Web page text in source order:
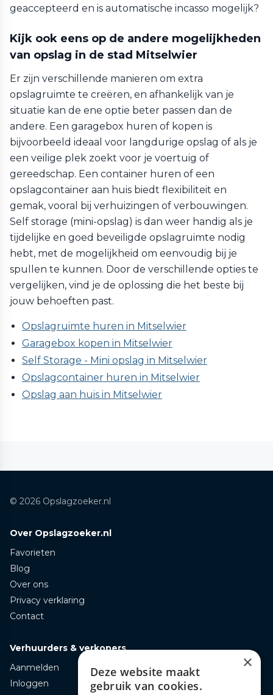
geaccepteerd en is automatische incasso mogelijk?
Kijk ook eens op de andere mogelijkheden
van opslag in de stad Mitselwier
Er zijn verschillende manieren om extra
opslagruimte te creëren, en afhankelijk van je
situatie kan de ene optie beter passen dan de
andere. Een garagebox huren of kopen is
bijvoorbeeld ideaal voor langdurige opslag of als je
een veilige plek zoekt voor je voertuig of
gereedschap. Een container huren of een
opslagcontainer aan huis biedt flexibiliteit en
gemak, vooral bij verhuizingen of verbouwingen.
Self storage (mini-opslag) is dan weer handig als je
tijdelijke en goed beveiligde opslagruimte nodig
hebt, met de mogelijkheid om eenvoudig bij je
spullen te kunnen. Door de verschillende opties te
vergelijken, vind je de oplossing die het beste bij
jouw behoeften past.
Opslagruimte huren in Mitselwier
Garagebox kopen in Mitselwier
Self Storage - Mini opslag in Mitselwier
Opslagcontainer huren in Mitselwier
Opslag aan huis in Mitselwier
© 2026 Opslagzoeker.nl
Over Opslagzoeker.nl
Favorieten
Blog
Over ons
Privacy verklaring
Contact
Verhuurders & verkopers
Aanmelden
Inloggen
×
Deze website maakt
gebruik van cookies.